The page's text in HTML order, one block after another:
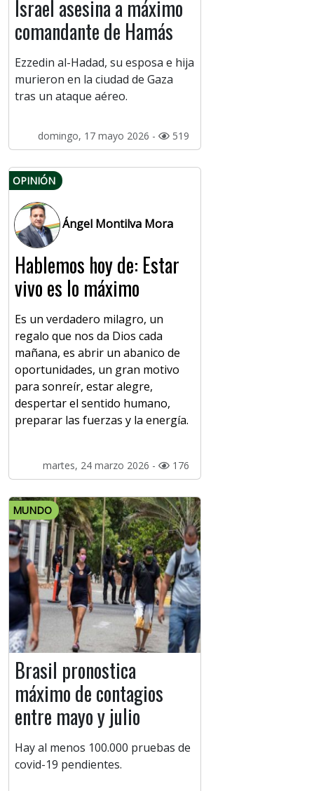
Israel asesina a máximo
comandante de Hamás
Ezzedin al-Hadad, su esposa e hija
murieron en la ciudad de Gaza
tras un ataque aéreo.
domingo, 17 mayo 2026 - 519
OPINIÓN
Ángel Montilva Mora
Hablemos hoy de: Estar
vivo es lo máximo
Es un verdadero milagro, un
regalo que nos da Dios cada
mañana, es abrir un abanico de
oportunidades, un gran motivo
para sonreír, estar alegre,
despertar el sentido humano,
preparar las fuerzas y la energía.
martes, 24 marzo 2026 - 176
MUNDO
Brasil pronostica
máximo de contagios
entre mayo y julio
Hay al menos 100.000 pruebas de
covid-19 pendientes.